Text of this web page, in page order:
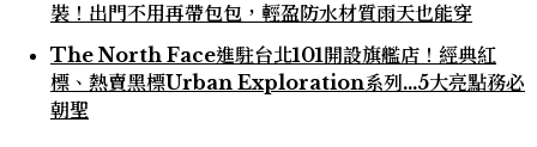
裝！出門不用再帶包包，輕盈防水材質雨天也能穿
The North Face進駐台北101開設旗艦店！經典紅
標、熱賣黑標Urban Exploration系列...5大亮點務必
朝聖